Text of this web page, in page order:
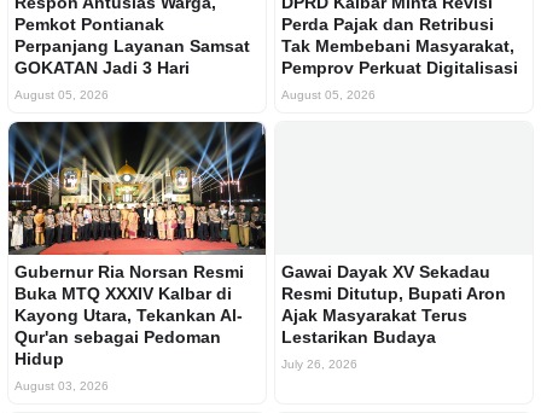
Pemkot Pontianak
Perpanjang Layanan Samsat
GOKATAN Jadi 3 Hari
August 05, 2026
Perda Pajak dan Retribusi
Tak Membebani Masyarakat,
Pemprov Perkuat Digitalisasi
August 05, 2026
Gubernur Ria Norsan Resmi
Buka MTQ XXXIV Kalbar di
Kayong Utara, Tekankan Al-
Qur'an sebagai Pedoman
Hidup
August 03, 2026
Gawai Dayak XV Sekadau
Resmi Ditutup, Bupati Aron
Ajak Masyarakat Terus
Lestarikan Budaya
July 26, 2026